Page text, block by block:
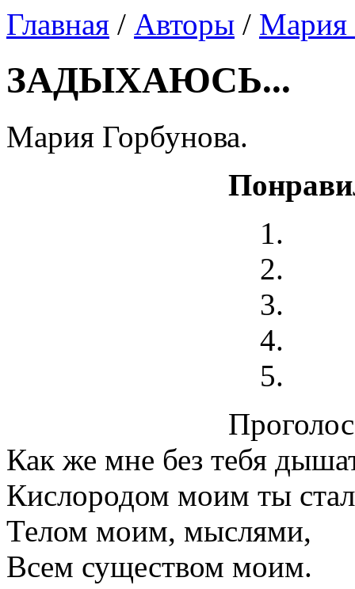
Главная / Авторы / Мария
ЗАДЫХАЮСЬ...
Мария Горбунова.
Как же мне без тебя
Кислородом моим ты
Телом моим, мыслями,
Всем существом моим.